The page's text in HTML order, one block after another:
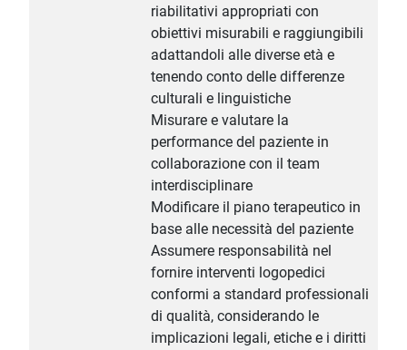
riabilitativi appropriati con
obiettivi misurabili e raggiungibili
adattandoli alle diverse età e
tenendo conto delle differenze
culturali e linguistiche
Misurare e valutare la
performance del paziente in
collaborazione con il team
interdisciplinare
Modificare il piano terapeutico in
base alle necessità del paziente
Assumere responsabilità nel
fornire interventi logopedici
conformi a standard professionali
di qualità, considerando le
implicazioni legali, etiche e i diritti